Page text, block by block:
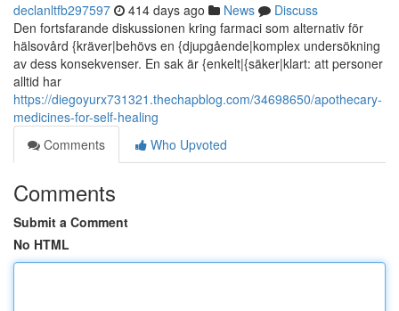
declanltfb297597 414 days ago News
Discuss
Den fortsfarande diskussionen kring farmaci som alternativ för
hälsovård {kräver|behövs en {djupgående|komplex undersökning
av dess konsekvenser. En sak är {enkelt|{säker|klart: att personer
alltid har
https://diegoyurx731321.thechapblog.com/34698650/apothecary-
medicines-for-self-healing
Comments
Who Upvoted
Comments
Submit a Comment
No HTML